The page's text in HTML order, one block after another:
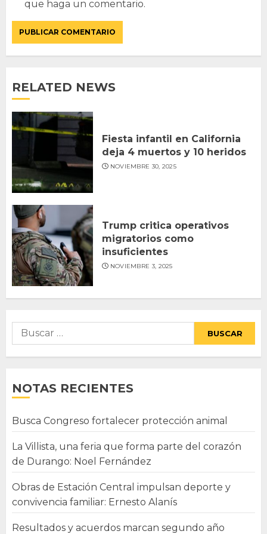
que haga un comentario.
RELATED NEWS
Fiesta infantil en California
deja 4 muertos y 10 heridos
NOVIEMBRE 30, 2025
Trump critica operativos
migratorios como
insuficientes
NOVIEMBRE 3, 2025
Buscar:
NOTAS RECIENTES
Busca Congreso fortalecer protección animal
La Villista, una feria que forma parte del corazón
de Durango: Noel Fernández
Obras de Estación Central impulsan deporte y
convivencia familiar: Ernesto Alanís
Resultados y acuerdos marcan segundo año